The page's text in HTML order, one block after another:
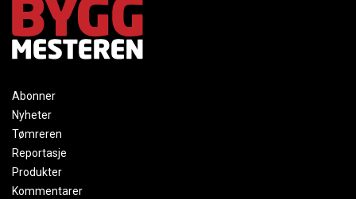
Abonner
Nyheter
Tømreren
Reportasje
Produkter
Kommentarer